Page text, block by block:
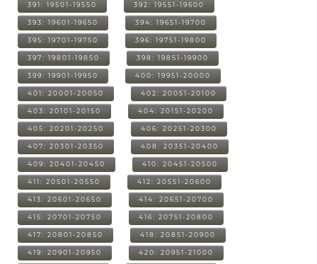
391: 19501-19550 392: 19551-19600
393: 19601-19650 394: 19651-19700
395: 19701-19750 396: 19751-19800
397: 19801-19850 398: 19851-19900
399: 19901-19950 400: 19951-20000
401: 20001-20050 402: 20051-20100
403: 20101-20150 404: 20151-20200
405: 20201-20250 406: 20251-20300
407: 20301-20350 408: 20351-20400
409: 20401-20450 410: 20451-20500
411: 20501-20550 412: 20551-20600
413: 20601-20650 414: 20651-20700
415: 20701-20750 416: 20751-20800
417: 20801-20850 418: 20851-20900
419: 20901-20950 420: 20951-21000